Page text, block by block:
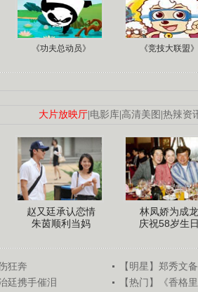
《功夫总动员》 《竞技大联盟》
大片放映厅 电影库 高清美图 热辣资
赵又廷承认恋情
朱茵顺利当妈
林凤娇为成龙
庆祝58岁生
狂奔
【明星】郑秀文
廷携手催泪
【热门】《香格